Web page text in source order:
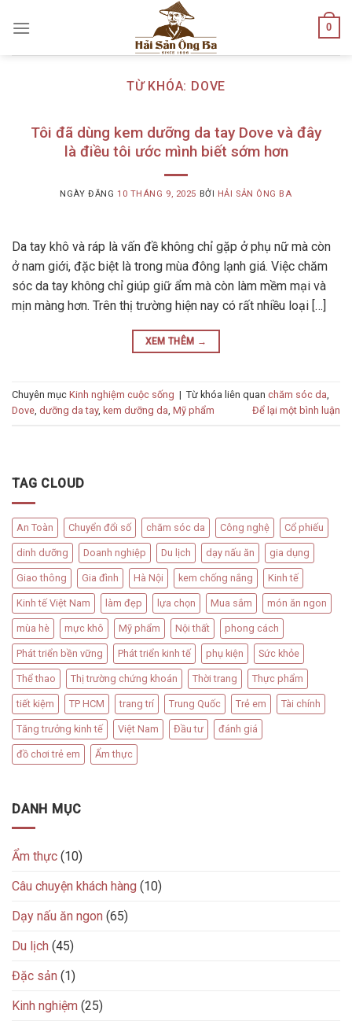
0
TỪ KHÓA: DOVE
Tôi đã dùng kem dưỡng da tay Dove và đây
là điều tôi ước mình biết sớm hơn
NGÀY ĐĂNG 10 THÁNG 9, 2025 BỞI HẢI SẢN ÔNG BA
Da tay khô và ráp là vấn đề không chỉ gặp ở phụ nữ mà còn
ở nam giới, đặc biệt là trong mùa đông lạnh giá. Việc chăm
sóc da tay không chỉ giúp giữ ẩm mà còn làm mềm mại và
mịn màng hơn. Trên thị trường hiện nay có rất nhiều loại […]
XEM THÊM →
Chuyên mục Kinh nghiệm cuộc sống | Từ khóa liên quan chăm sóc da,
Dove, dưỡng da tay, kem dưỡng da, Mỹ phẩm Để lại một bình luận
TAG CLOUD
An Toàn Chuyển đổi số chăm sóc da Công nghệ Cổ phiếu
dinh dưỡng Doanh nghiệp Du lịch dạy nấu ăn gia dụng
Giao thông Gia đình Hà Nội kem chống nắng Kinh tế
Kinh tế Việt Nam làm đẹp lựa chọn Mua sắm món ăn ngon
mùa hè mực khô Mỹ phẩm Nội thất phong cách
Phát triển bền vững Phát triển kinh tế phụ kiện Sức khỏe
Thể thao Thị trường chứng khoán Thời trang Thực phẩm
tiết kiệm TP HCM trang trí Trung Quốc Trẻ em Tài chính
Tăng trưởng kinh tế Việt Nam Đầu tư đánh giá
đồ chơi trẻ em Ẩm thực
DANH MỤC
Ẩm thực (10)
Câu chuyện khách hàng (10)
Dạy nấu ăn ngon (65)
Du lịch (45)
Đặc sản (1)
Kinh nghiệm (25)